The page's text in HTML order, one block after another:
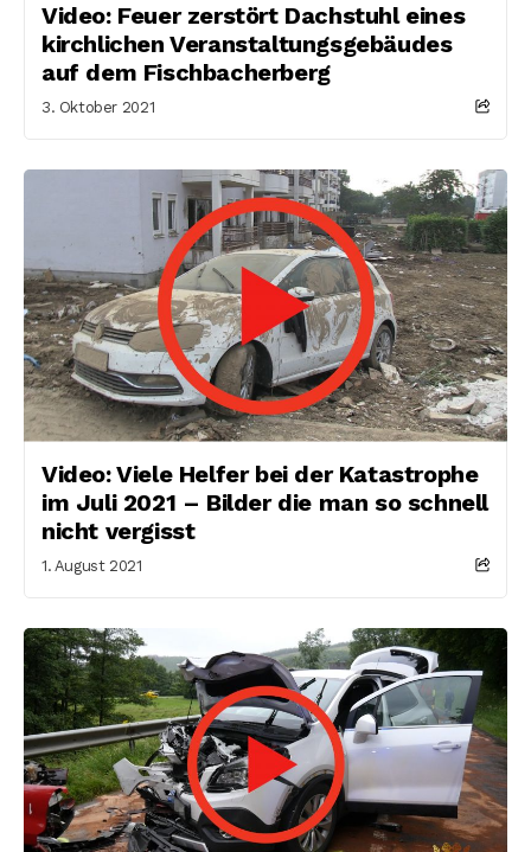
Video: Feuer zerstört Dachstuhl eines
kirchlichen Veranstaltungsgebäudes
auf dem Fischbacherberg
3. Oktober 2021
Video: Viele Helfer bei der Katastrophe
im Juli 2021 – Bilder die man so schnell
nicht vergisst
1. August 2021